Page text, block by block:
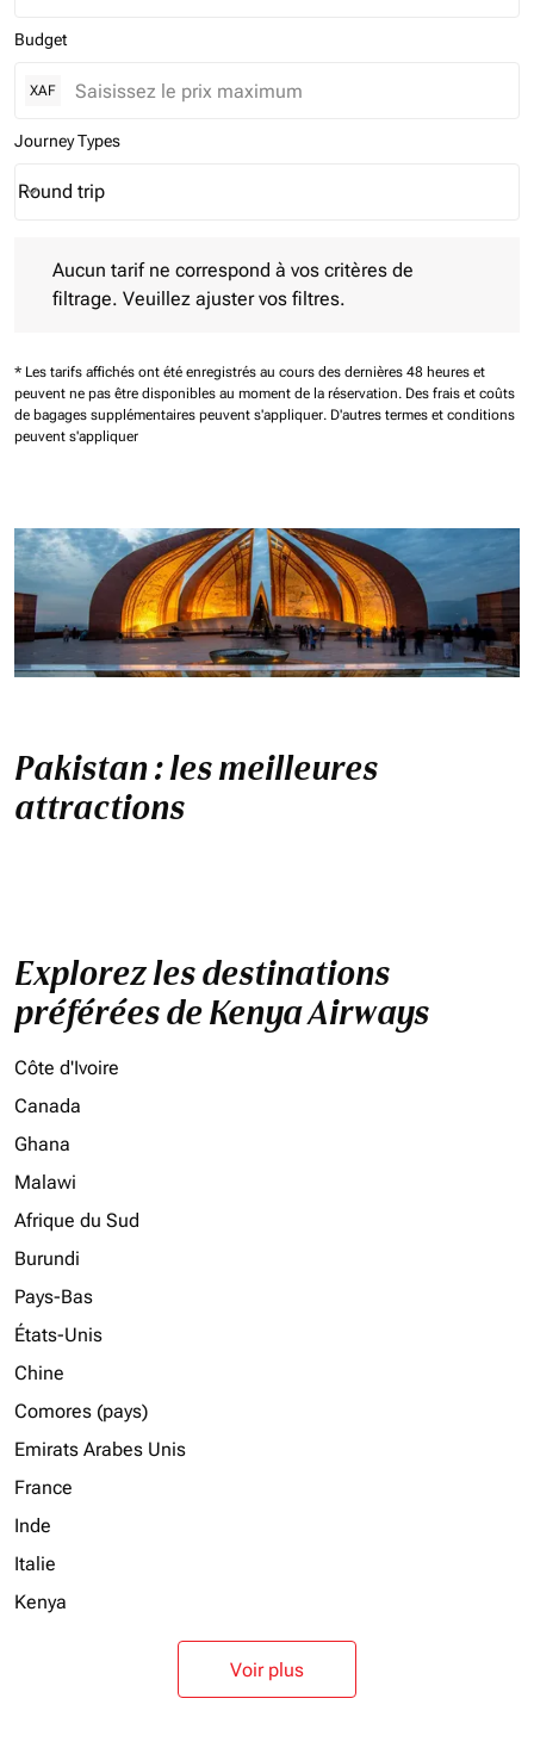
Budget
XAF
Journey Types
Journey Types option Round trip Selected
Round trip
keyboard_arrow_down
Aucun tarif ne correspond à vos critères de
filtrage. Veuillez ajuster vos filtres.
* Les tarifs affichés ont été enregistrés au cours des dernières 48 heures et
peuvent ne pas être disponibles au moment de la réservation. Des frais et coûts
de bagages supplémentaires peuvent s'appliquer. D'autres termes et conditions
peuvent s'appliquer
Pakistan : les meilleures
attractions
Explorez les destinations
préférées de Kenya Airways
Côte d'Ivoire
Canada
Ghana
Malawi
Afrique du Sud
Burundi
Pays-Bas
États-Unis
Chine
Comores (pays)
Emirats Arabes Unis
France
Inde
Italie
Kenya
Voir plus